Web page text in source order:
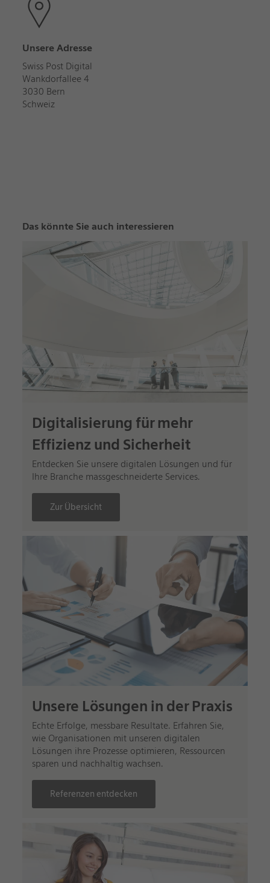
Unsere Adresse
Swiss Post Digital
Wankdorfallee 4
3030 Bern
Schweiz
Das könnte Sie auch interessieren
Digitalisierung für mehr
Effizienz und Sicherheit
Entdecken Sie unsere digitalen Lösungen und für
Ihre Branche massgeschneiderte Services.
Zur Übersicht
Unsere Lösungen in der Praxis
Echte Erfolge, messbare Resultate. Erfahren Sie,
wie Organisationen mit unseren digitalen
Lösungen ihre Prozesse optimieren, Ressourcen
sparen und nachhaltig wachsen.
Referenzen entdecken